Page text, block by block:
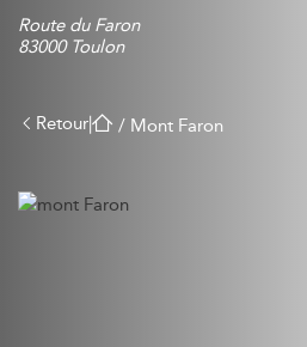
Où dormir
Route du Faron
83000 Toulon
Retour| / Mont Faron